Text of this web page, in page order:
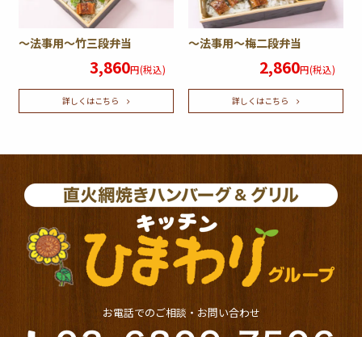
～法事用～竹三段弁当
3,860円(税込)
詳しくはこちら
～法事用～梅二段弁当
2,860円(税込)
詳しくはこちら
お電話でのご相談・お問い合わせ